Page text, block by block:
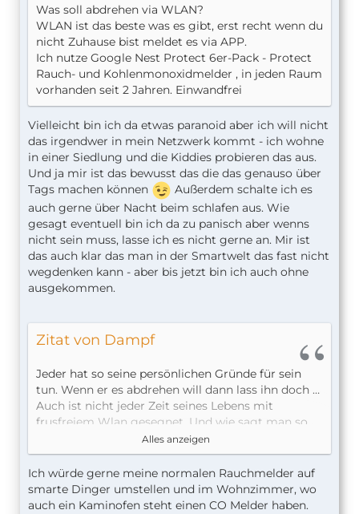
Was soll abdrehen via WLAN?
WLAN ist das beste was es gibt, erst recht wenn du
nicht Zuhause bist meldet es via APP.
Ich nutze Google Nest Protect 6er-Pack - Protect
Rauch- und Kohlenmonoxidmelder , in jeden Raum
vorhanden seit 2 Jahren. Einwandfrei
Vielleicht bin ich da etwas paranoid aber ich will nicht
das irgendwer in mein Netzwerk kommt - ich wohne
in einer Siedlung und die Kiddies probieren das aus.
Und ja mir ist das bewusst das die das genauso über
Tags machen können
Außerdem schalte ich es
auch gerne über Nacht beim schlafen aus. Wie
gesagt eventuell bin ich da zu panisch aber wenns
nicht sein muss, lasse ich es nicht gerne an. Mir ist
das auch klar das man in der Smartwelt das fast nicht
wegdenken kann - aber bis jetzt bin ich auch ohne
ausgekommen.
Zitat von Dampf
Jeder hat so seine persönlichen Gründe für sein
tun. Wenn er es abdrehen will dann lass ihn doch …
Auch ist nicht jeder Zeit seines Lebens mit
frusfreiem Wlan gesegnet. Und wie sagt man so
schön „das gebrannte Kind scheut das Feuer“.
Und Google würde ich meine smarten Geräte inkl.
der dazugehörigen Daten schon mal gar nicht
anvertrauen.
Ich würde auch auf eine dedizierte Lösung setzten
Alles anzeigen
Ich würde gerne meine normalen Rauchmelder auf
smarte Dinger umstellen und im Wohnzimmer, wo
auch ein Kaminofen steht einen CO Melder haben.